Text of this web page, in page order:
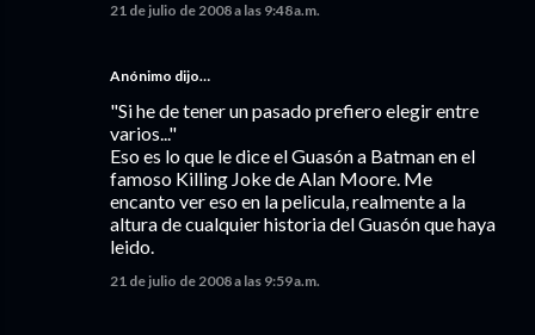
21 de julio de 2008 a las 9:48 a.m.
Anónimo dijo…
"Si he de tener un pasado prefiero elegir entre
varios..."
Eso es lo que le dice el Guasón a Batman en el
famoso Killing Joke de Alan Moore. Me
encanto ver eso en la pelicula, realmente a la
altura de cualquier historia del Guasón que haya
leido.
21 de julio de 2008 a las 9:59 a.m.